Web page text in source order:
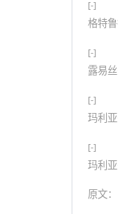
[-]
格特
[-]
露易
[-]
玛利
[-]
玛利
原文：